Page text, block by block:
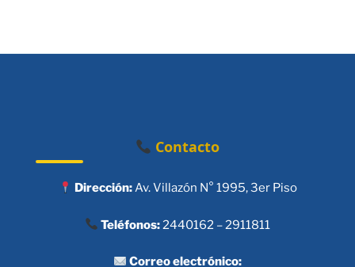
Contacto
Dirección:Av. Villazón N° 1995, 3er Piso
Teléfonos:2440162 – 2911811
Correo electrónico: